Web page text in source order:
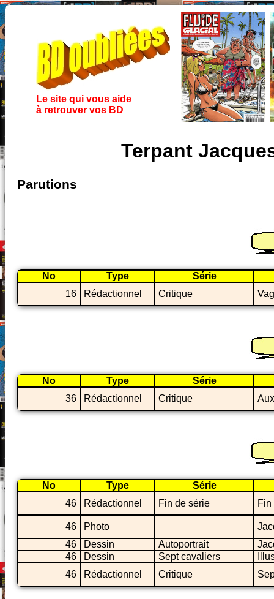
Le site qui vous aide
à retrouver vos BD
Terpant
Parutions
No Type
Série
16
Rédactionnel Critique
No Type
Série
36
Rédactionnel Critique
No Type
Série
46
Rédactionnel Fin de série Fin
46 Photo
46
Dessin Autoportrait
46
Dessin Sept cavaliers
46
Rédactionnel Critique